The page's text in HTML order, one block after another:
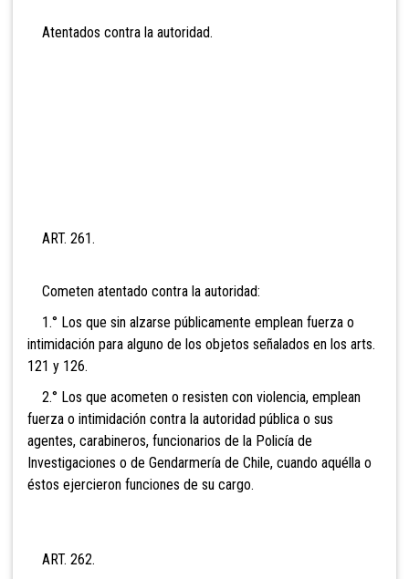
Atentados contra la autoridad.
ART. 261.
Cometen atentado contra la autoridad:
1.° Los que sin alzarse públicamente emplean fuerza o
intimidación para alguno de los objetos señalados en los arts.
121 y 126.
2.° Los que acometen o resisten con violencia, emplean
fuerza o intimidación contra la autoridad pública o sus
agentes, carabineros, funcionarios de la Policía de
Investigaciones o de Gendarmería de Chile, cuando aquélla o
éstos ejercieron funciones de su cargo.
ART. 262.